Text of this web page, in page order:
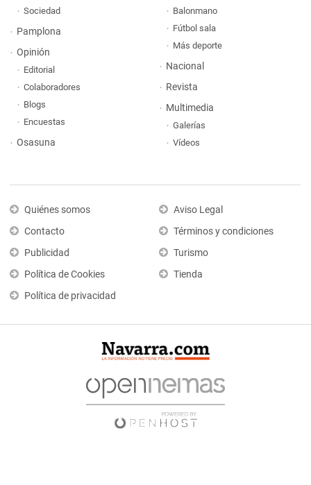
Sociedad
Pamplona
Opinión
Editorial
Colaboradores
Blogs
Encuestas
Osasuna
Balonmano
Fútbol sala
Más deporte
Nacional
Revista
Multimedia
Galerías
Vídeos
Quiénes somos
Contacto
Publicidad
Política de Cookies
Política de privacidad
Aviso Legal
Términos y condiciones
Turismo
Tienda